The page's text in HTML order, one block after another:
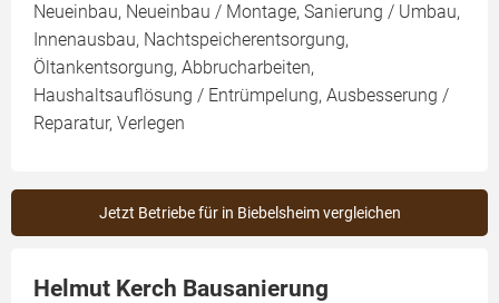
Neueinbau, Neueinbau / Montage, Sanierung / Umbau,
Innenausbau, Nachtspeicherentsorgung,
Öltankentsorgung, Abbrucharbeiten,
Haushaltsauflösung / Entrümpelung, Ausbesserung /
Reparatur, Verlegen
Jetzt Betriebe für in Biebelsheim vergleichen
Helmut Kerch Bausanierung